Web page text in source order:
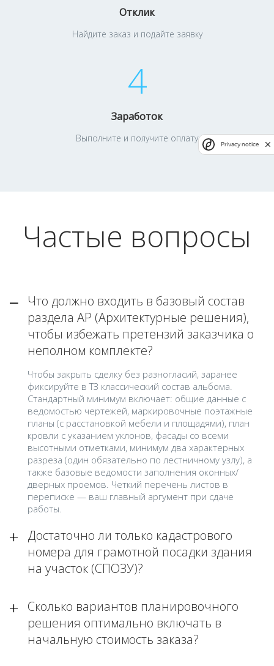
Отклик
Найдите заказ и подайте заявку
4
Заработок
Выполните и получите оплату
Частые вопросы
Что должно входить в базовый состав
раздела АР (Архитектурные решения),
чтобы избежать претензий заказчика о
неполном комплекте?
Чтобы закрыть сделку без разногласий, заранее
фиксируйте в ТЗ классический состав альбома.
Стандартный минимум включает: общие данные с
ведомостью чертежей, маркировочные поэтажные
планы (с расстановкой мебели и площадями), план
кровли с указанием уклонов, фасады со всеми
высотными отметками, минимум два характерных
разреза (один обязательно по лестничному узлу), а
также базовые ведомости заполнения оконных/
дверных проемов. Четкий перечень листов в
переписке — ваш главный аргумент при сдаче
работы.
Достаточно ли только кадастрового
номера для грамотной посадки здания
на участок (СПОЗУ)?
Сколько вариантов планировочного
решения оптимально включать в
начальную стоимость заказа?
Privacy notice